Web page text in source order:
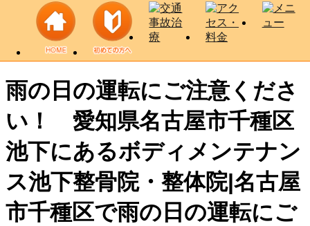
雨の日の運転にご注意くださ
い！ 愛知県名古屋市千種区
池下にあるボディメンテナン
ス池下整骨院・整体院|名古屋
市千種区で雨の日の運転にご